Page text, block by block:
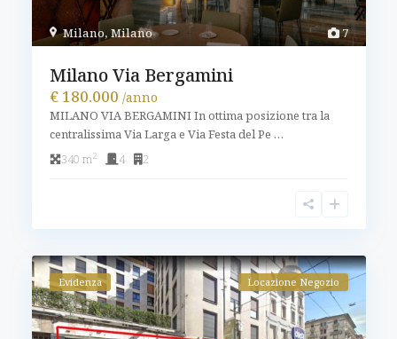
7
Milano, Milano
Milano Via Bergamini
€ 180.000 /anno
MILANO VIA BERGAMINI In ottima posizione tra la
centralissima Via Larga e Via Festa del Pe …
340 m2 4 2
Evidenza Locazione Negozio